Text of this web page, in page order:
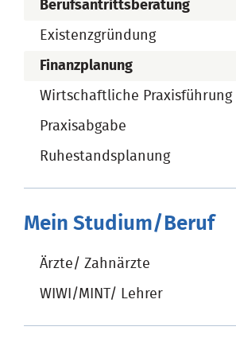
Berufsantrittsberatung
Existenzgründung
Finanzplanung
Wirtschaftliche Praxisführung
Praxisabgabe
Ruhestandsplanung
Mein Studium/Beruf
Ärzte/ Zahnärzte
WIWI/MINT/ Lehrer